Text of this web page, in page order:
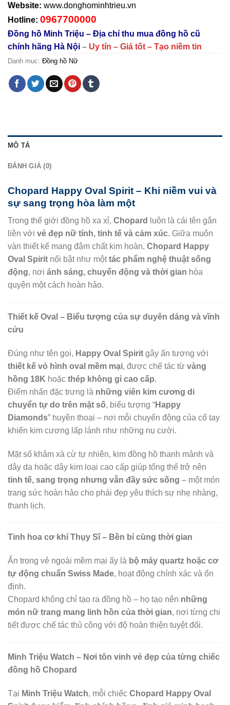
Website: www.donghominhtrieu.vn
Hotline: 0967700000
Đồng hồ Minh Triệu – Địa chỉ thu mua đồng hồ cũ
chính hãng Hà Nội – Uy tín – Giá tốt – Tạo niềm tin
Danh mục: Đồng hồ Nữ
MÔ TẢ
ĐÁNH GIÁ (0)
Chopard Happy Oval Spirit – Khi niềm vui và
sự sang trọng hòa làm một
Trong thế giới đồng hồ xa xỉ, Chopard
luôn là cái tên gắn
liền với vẻ đẹp nữ tính, tinh tế và cảm xúc. Giữa muôn
vàn thiết kế mang đậm chất kim hoàn, Chopard Happy
Oval Spirit nổi bật như mộttác phẩm nghệ thuật sống
động, nơi ánh sáng, chuyển động và thời gian hòa
quyện một cách hoàn hảo.
Thiết kế Oval – Biểu tượng của sự duyên dáng và vĩnh
cửu
Đúng như tên gọi, Happy Oval Spirit gây ấn tượng với
thiết kế vỏ hình oval mềm mại, được chế tác từ vàng
hồng 18K hoặc thép không gỉ cao cấp.
Điểm nhấn đặc trưng là những viên kim cương di
chuyển tự do trên mặt số, biểu tượng “Happy
Diamonds” huyền thoại – nơi mỗi chuyển động của cổ tay
khiến kim cương lấp lánh như những nụ cười.
Mặt số khảm xà cừ tự nhiên, kim đồng hồ thanh mảnh và
dây da hoặc dây kim loại cao cấp giúp tổng thể trở nên
tinh tế, sang trọng nhưng vẫn đầy sức sống – một món
trang sức hoàn hảo cho phái đẹp yêu thích sự nhẹ nhàng,
thanh lịch.
Tinh hoa cơ khí Thụy Sĩ – Bền bỉ cùng thời gian
Ẩn trong vẻ ngoài mềm mại ấy là bộ máy quartz hoặc cơ
tự động chuẩn Swiss Made, hoạt động chính xác và ổn
định.
Chopard không chỉ tạo ra đồng hồ – họ tạo nên những
món nữ trang mang linh hồn của thời gian, nơi từng chi
tiết được chế tác thủ công với độ hoàn thiện tuyệt đối.
Minh Triệu Watch – Nơi tôn vinh vẻ đẹp của từng chiếc
đồng hồ Chopard
Tại Minh Triệu Watch, mỗi chiếc Chopard Happy Oval